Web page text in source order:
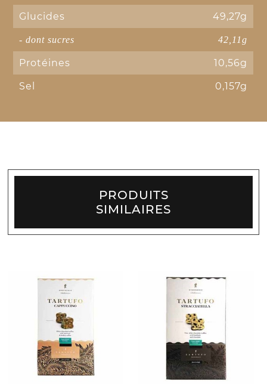
Glucides 49,27g
- dont sucres 42,11g
Protéines 10,56g
Sel 0,157g
PRODUITS
SIMILAIRES